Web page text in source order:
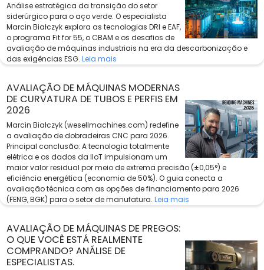
Análise estratégica da transição do setor
siderúrgico para o aço verde. O especialista
Marcin Białczyk explora as tecnologias DRI e EAF,
o programa Fit for 55, o CBAM e os desafios de
avaliação de máquinas industriais na era da descarbonização e
das exigências ESG. Leia mais
AVALIAÇÃO DE MÁQUINAS MODERNAS
DE CURVATURA DE TUBOS E PERFIS EM
2026
Marcin Białczyk (wesellmachines.com) redefine
a avaliação de dobradeiras CNC para 2026.
Principal conclusão: A tecnologia totalmente
elétrica e os dados da IIoT impulsionam um
maior valor residual por meio de extrema precisão (±0,05°) e
eficiência energética (economia de 50%). O guia conecta a
avaliação técnica com as opções de financiamento para 2026
(FENG, BGK) para o setor de manufatura. Leia mais
AVALIAÇÃO DE MÁQUINAS DE PREGOS:
O QUE VOCÊ ESTÁ REALMENTE
COMPRANDO? ANÁLISE DE
ESPECIALISTAS.